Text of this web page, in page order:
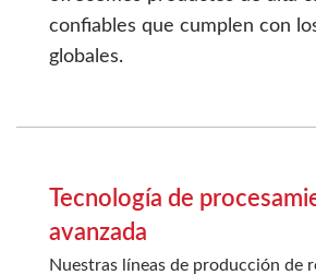
confiables que cumplen con
globales.
Tecnología de
avanzada
Nuestras líneas de producción de